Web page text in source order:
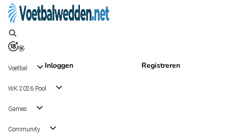
Inloggen Registreren
Voetbal
WK 2026 Pool
Games
Community